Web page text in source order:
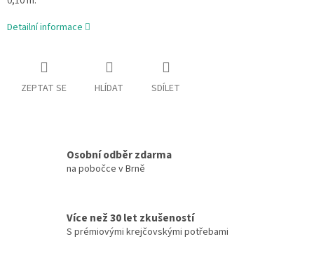
Detailní informace
ZEPTAT SE HLÍDAT SDÍLET
Osobní odběr zdarma
na pobočce v Brně
Více než 30 let zkušeností
S prémiovými krejčovskými potřebami